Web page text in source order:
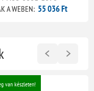
A WEBEN: 55 036 Ft
van készleten!